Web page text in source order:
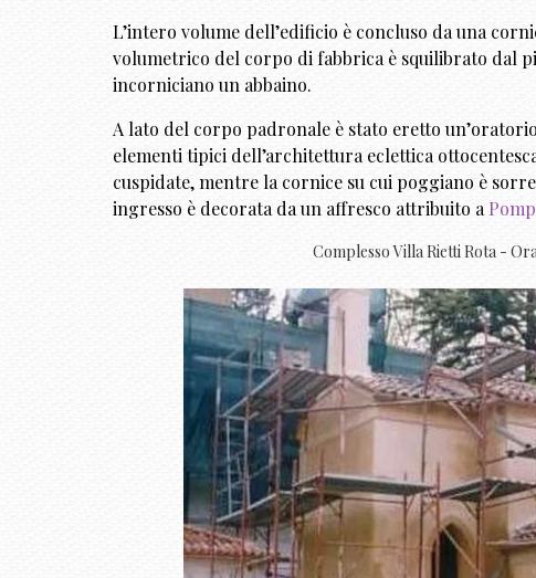
L’intero volume dell’edificio è concluso da una
volumetrico del corpo di fabbrica è squilibrato dal
incorniciano un abbaino.
A lato del corpo padronale è stato eretto
elementi tipici dell’architettura eclettica
cuspidate, mentre la cornice su cui poggiano è
ingresso è decorata da un affresco attribuito a
Complesso Villa Rietti Rota -